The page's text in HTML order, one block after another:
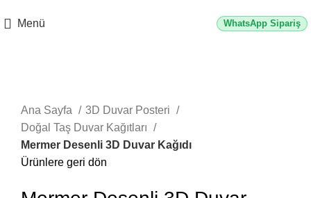
Menü WhatsApp Sipariş
Ana Sayfa
3D Duvar Posteri
Doğal Taş Duvar Kağıtları
Mermer Desenli 3D Duvar Kağıdı
Ürünlere geri dön